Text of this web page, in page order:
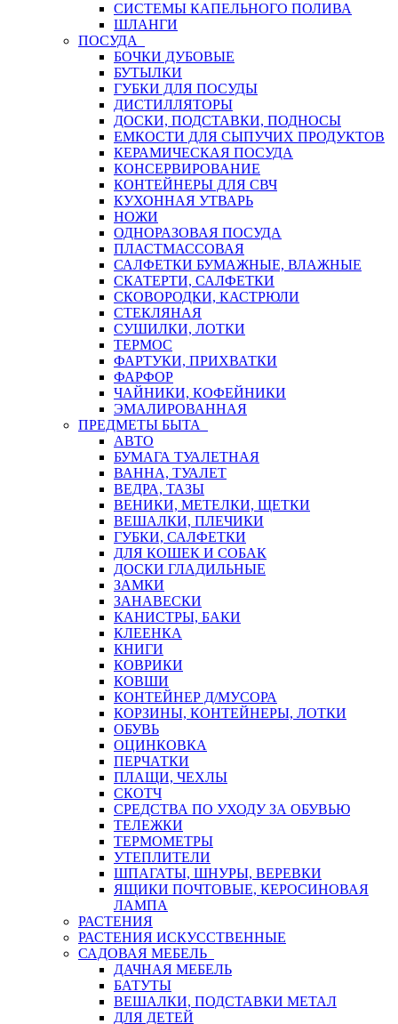
СИСТЕМЫ КАПЕЛЬНОГО ПОЛИВА
ШЛАНГИ
ПОСУДА
БОЧКИ ДУБОВЫЕ
БУТЫЛКИ
ГУБКИ ДЛЯ ПОСУДЫ
ДИСТИЛЛЯТОРЫ
ДОСКИ, ПОДСТАВКИ, ПОДНОСЫ
ЕМКОСТИ ДЛЯ СЫПУЧИХ ПРОДУКТОВ
КЕРАМИЧЕСКАЯ ПОСУДА
КОНСЕРВИРОВАНИЕ
КОНТЕЙНЕРЫ ДЛЯ СВЧ
КУХОННАЯ УТВАРЬ
НОЖИ
ОДНОРАЗОВАЯ ПОСУДА
ПЛАСТМАССОВАЯ
САЛФЕТКИ БУМАЖНЫЕ, ВЛАЖНЫЕ
СКАТЕРТИ, САЛФЕТКИ
СКОВОРОДКИ, КАСТРЮЛИ
СТЕКЛЯНАЯ
СУШИЛКИ, ЛОТКИ
ТЕРМОС
ФАРТУКИ, ПРИХВАТКИ
ФАРФОР
ЧАЙНИКИ, КОФЕЙНИКИ
ЭМАЛИРОВАННАЯ
ПРЕДМЕТЫ БЫТА
АВТО
БУМАГА ТУАЛЕТНАЯ
ВАННА, ТУАЛЕТ
ВЕДРА, ТАЗЫ
ВЕНИКИ, МЕТЕЛКИ, ЩЕТКИ
ВЕШАЛКИ, ПЛЕЧИКИ
ГУБКИ, САЛФЕТКИ
ДЛЯ КОШЕК И СОБАК
ДОСКИ ГЛАДИЛЬНЫЕ
ЗАМКИ
ЗАНАВЕСКИ
КАНИСТРЫ, БАКИ
КЛЕЕНКА
КНИГИ
КОВРИКИ
КОВШИ
КОНТЕЙНЕР Д/МУСОРА
КОРЗИНЫ, КОНТЕЙНЕРЫ, ЛОТКИ
ОБУВЬ
ОЦИНКОВКА
ПЕРЧАТКИ
ПЛАЩИ, ЧЕХЛЫ
СКОТЧ
СРЕДСТВА ПО УХОДУ ЗА ОБУВЬЮ
ТЕЛЕЖКИ
ТЕРМОМЕТРЫ
УТЕПЛИТЕЛИ
ШПАГАТЫ, ШНУРЫ, ВЕРЕВКИ
ЯЩИКИ ПОЧТОВЫЕ, КЕРОСИНОВАЯ
ЛАМПА
РАСТЕНИЯ
РАСТЕНИЯ ИСКУССТВЕННЫЕ
САДОВАЯ МЕБЕЛЬ
ДАЧНАЯ МЕБЕЛЬ
БАТУТЫ
ВЕШАЛКИ, ПОДСТАВКИ МЕТАЛ
ДЛЯ ДЕТЕЙ